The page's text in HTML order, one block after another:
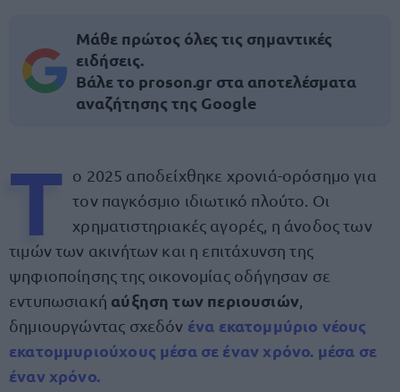
Μάθε πρώτος όλες τις σημαντικές
ειδήσεις.
Βάλε το proson.gr στα αποτελέσματα
αναζήτησης της Google
Τ
ο 2025 αποδείχθηκε χρονιά-ορόσημο για
τον παγκόσμιο ιδιωτικό πλούτο. Οι
χρηματιστηριακές αγορές, η άνοδος των
τιμών των ακινήτων και η επιτάχυνση της
ψηφιοποίησης της οικονομίας οδήγησαν σε
εντυπωσιακή αύξηση των περιουσιών,
δημιουργώντας σχεδόν ένα εκατομμύριο νέους
εκατομμυριούχους μέσα σε έναν χρόνο. μέσα σε
έναν χρόνο.